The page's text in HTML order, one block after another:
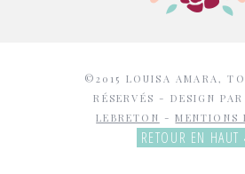
©2015 LOUISA AMARA,
RÉSERVÉS - DESIGN PAR
LEBRETON -MENTIONS
RETOUR EN HAUT